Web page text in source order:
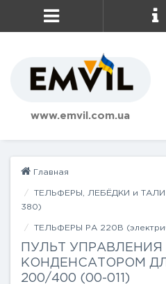
www.emvil.com.ua
Главная
ТЕЛЬФЕРЫ, ЛЕБЁДКИ и ТАЛИ
380)
ТЕЛЬФЕРЫ РА 220В
ПУЛЬТ УПРАВЛЕНИЯ
КОНДЕНСАТОРОМ
200/400 (00-011)